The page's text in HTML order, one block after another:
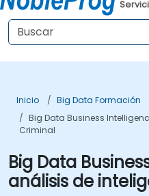
Inicio
Big Data Formación
Big Data Business
Criminal
Big Data
análisis de